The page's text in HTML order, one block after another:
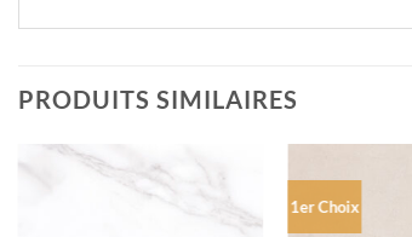
PRODUITS SIMILAIRES
1er Choix